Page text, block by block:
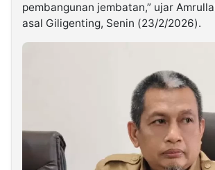
pembangunan jembatan,” ujar
asal Giligenting, Senin (23/2/2026).